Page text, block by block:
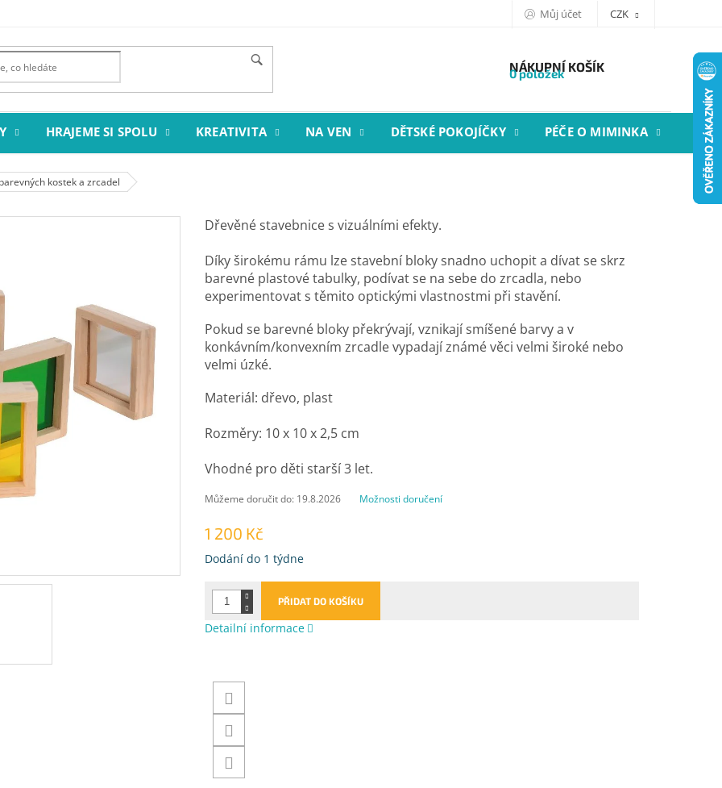
Můj účet CZK
NÁKUPNÍ KOŠÍK
0 položek
HRAJEME SI SPOLU KREATIVITA NA VEN DĚTSKÉ POKOJÍČKY PÉČE O MIMINKA
kostek a zrcadel
1 200 Kč
Měrná
Dodání do 1 týdne
Můžeme doručit do: 19.8.2026 Možnosti doručení
PŘIDAT DO KOŠÍKU
Dřevěné stavebnice s vizuálními efekty.
Díky širokému rámu lze stavební bloky snadno uchopit a dívat se skrz
barevné plastové tabulky, podívat se na sebe do zrcadla, nebo
experimentovat s těmito optickými vlastnostmi při stavění.
Pokud se barevné bloky překrývají, vznikají smíšené barvy a v
konkávním/konvexním zrcadle vypadají známé věci velmi široké nebo
velmi úzké.
Materiál: dřevo, plast
Rozměry: 10 x 10 x 2,5 cm
Vhodné pro děti starší 3 let.
Detailní informace